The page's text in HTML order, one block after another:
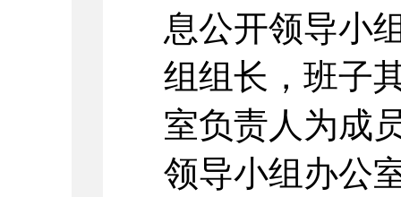
息公开领导小
组组长，班子
室负责人为成
领导小组办公